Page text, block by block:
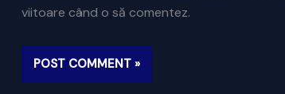
viitoare când o să comentez.